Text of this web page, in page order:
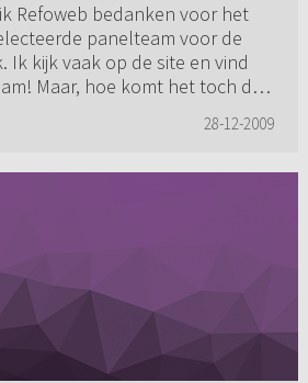
Refoweb bedanken voor het
panelteam voor de
Ik kijk vaak op de site en vind
Maar, hoe komt het toch dat
28-12-2009